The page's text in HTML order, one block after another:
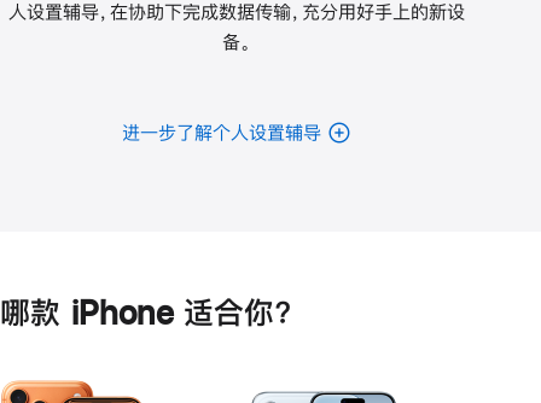
人设置辅导，在协助下完成数据传输，充分用好手上的新设
备。
进一步了解个人设置辅导
哪款 iPhone 适合你？